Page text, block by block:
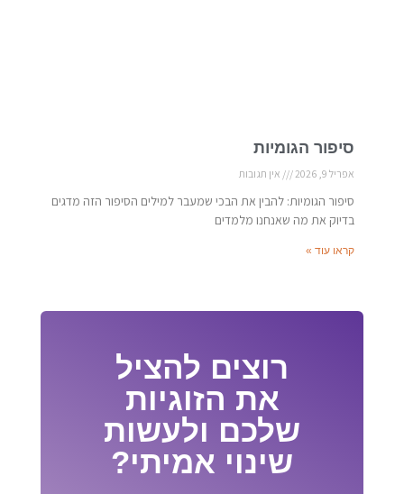
סיפור הגומיות
אפריל 9, 2026 אין תגובות
סיפור הגומיות: להבין את הבכי שמעבר למילים הסיפור הזה מדגים
בדיוק את מה שאנחנו מלמדים
קראו עוד »
רוצים להציל
את הזוגיות
שלכם ולעשות
שינוי אמיתי?